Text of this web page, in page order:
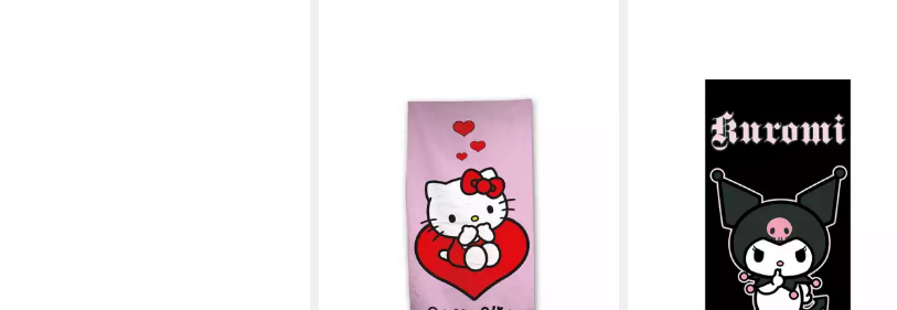
Badetuch Kuromi Strandtuch 70 ×
140 cm für Strand und Schwimmbad
24,95 €
lieferbar - in 4-5 Werktagen bei dir